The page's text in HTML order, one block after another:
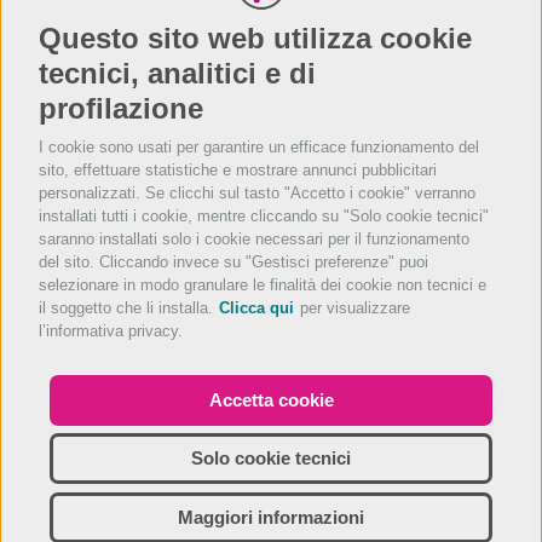
Questo sito web utilizza cookie
tecnici, analitici e di
profilazione
I cookie sono usati per garantire un efficace funzionamento del
sito, effettuare statistiche e mostrare annunci pubblicitari
personalizzati. Se clicchi sul tasto "Accetto i cookie" verranno
installati tutti i cookie, mentre cliccando su "Solo cookie tecnici"
saranno installati solo i cookie necessari per il funzionamento
del sito. Cliccando invece su "Gestisci preferenze" puoi
selezionare in modo granulare le finalità dei cookie non tecnici e
il soggetto che li installa. Clicca qui per visualizzare
l’informativa privacy.
Accetta cookie
Solo cookie tecnici
Maggiori informazioni
numero dell’assistenza che trovi nel menù del tuo
terminale di cassa